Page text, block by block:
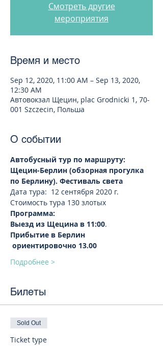
Смотреть другие
мероприятия
Время и место
Sep 12, 2020, 11:00 AM – Sep 13, 2020,
12:30 AM
Автовокзал Щецин, plac Grodnicki 1, 70-
001 Szczecin, Польша
О событии
Автобусный тур по маршруту:
Щецин-Берлин (обзорная прогулка
по Берлину). Фестиваль света
Дата тура:  12 сентября 2020 г.
Стоимость тура 130 злотых
Программа:
Выезд из Щецина в 11:00.
Прибытие в Берлин
ориентировочно 13.00
Подробнее >
Билеты
Sold Out
Ticket type